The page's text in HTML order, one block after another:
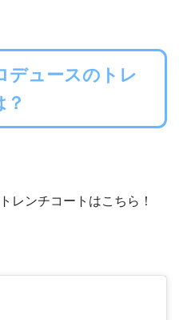
デュースのトレ
レンチコートはこちら！